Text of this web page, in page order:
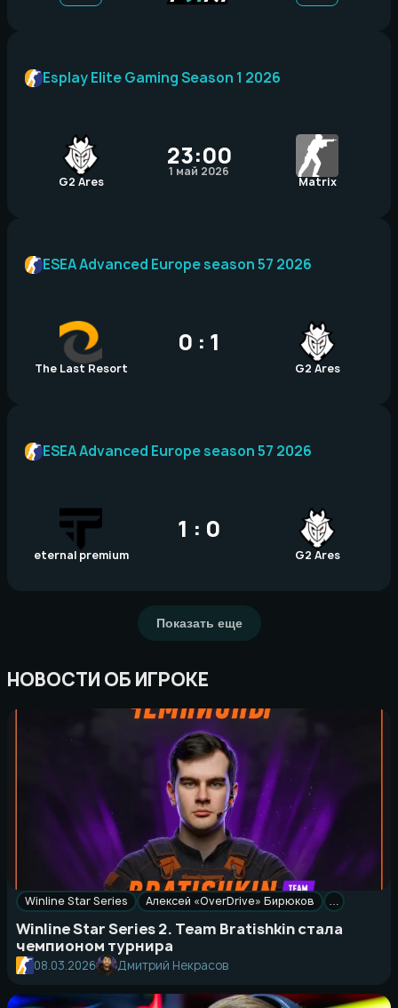
G2 Ares
23:00
1 май 2026
Matrix
Esplay Elite Gaming Season 1 2026
The Last Resort
0 : 1
G2 Ares
ESEA Advanced Europe season 57 2026
eternal premium
1 : 0
G2 Ares
ESEA Advanced Europe season 57 2026
Показать еще
НОВОСТИ ОБ ИГРОКЕ
Winline Star Series Алексей «OverDrive» Бирюков …
Winline Star Series 2. Team Bratishkin стала
чемпионом турнира
08.03.2026 Дмитрий Некрасов